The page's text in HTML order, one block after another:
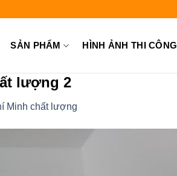
vấn: 0962.744.448 - 0931.725.999
SẢN PHẨM HÌNH ẢNH THI CÔNG
lượng 2
Minh chất lượng